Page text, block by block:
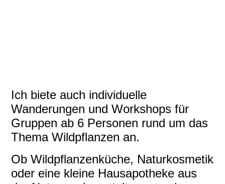
Ich biete auch individuelle
Wanderungen und Workshops für
Gruppen ab 6 Personen rund um das
Thema Wildpflanzen an.
Ob Wildpflanzenküche, Naturkosmetik
oder eine kleine Hausapotheke aus